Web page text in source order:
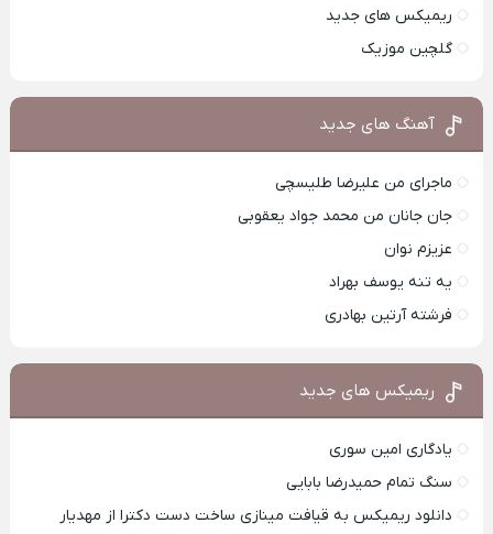
ریمیکس های جدید
گلچین موزیک
آهنگ های جدید
ماجرای من علیرضا طلیسچی
جان جانان من محمد جواد یعقوبی
عزیزم نوان
یه تنه یوسف بهراد
فرشته آرتین بهادری
ریمیکس های جدید
یادگاری امین سوری
سنگ تمام حمیدرضا بابایی
دانلود ریمیکس به قیافت مینازی ساخت دست دکترا از مهدیار